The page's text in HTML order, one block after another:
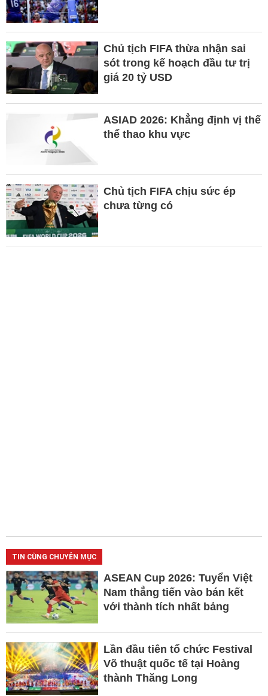
Chủ tịch FIFA thừa nhận sai
sót trong kế hoạch đầu tư trị
giá 20 tỷ USD
ASIAD 2026: Khẳng định vị thế
thể thao khu vực
Chủ tịch FIFA chịu sức ép
chưa từng có
TIN CÙNG CHUYÊN MỤC
ASEAN Cup 2026: Tuyển Việt
Nam thẳng tiến vào bán kết
với thành tích nhất bảng
Lần đầu tiên tổ chức Festival
Võ thuật quốc tế tại Hoàng
thành Thăng Long